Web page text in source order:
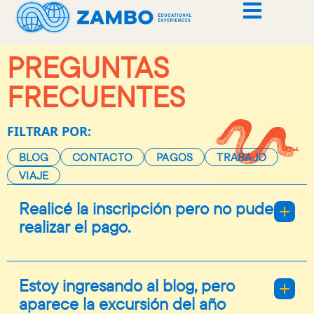
PREGUNTAS
FRECUENTES
FILTRAR POR:
BLOG CONTACTO PAGOS
TRABAJO
VIAJE
Realicé la inscripción pero no pude
realizar el pago.
directo de inscripción. Digita el tipo y número
de documento del estudiante, presiona 'Enter'
Estoy ingresando al blog, pero
aparece la excursión del año